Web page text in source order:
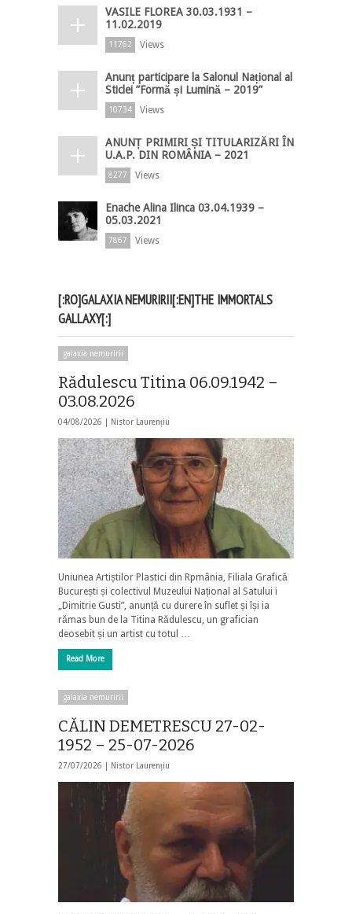
VASILE FLOREA 30.03.1931 –
11.02.2019
11762 Views
Anunț participare la Salonul Național al
Sticlei ”Formă și Lumină – 2019”
10734 Views
ANUNȚ PRIMIRI ȘI TITULARIZĂRI ÎN
U.A.P. DIN ROMÂNIA – 2021
8277 Views
Enache Alina Ilinca 03.04.1939 –
05.03.2021
7867 Views
[:RO]GALAXIA NEMURIRII[:EN]THE IMMORTALS
GALLAXY[:]
galaxia nemuririi
Rădulescu Titina 06.09.1942 –
03.08.2026
04/08/2026 | Nistor Laurențiu
Uniunea Artiștilor Plastici din Rpmânia, Filiala Grafică
București și colectivul Muzeului Național al Satului i
„Dimitrie Gusti”, anunță cu durere în suflet și își ia
rămas bun de la Titina Rădulescu, un grafician
deosebit și un artist cu totul …
Read More
galaxia nemuririi
CĂLIN DEMETRESCU 27-02-
1952 – 25-07-2026
27/07/2026 | Nistor Laurențiu